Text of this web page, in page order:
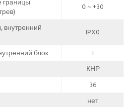
0 ~ +30
внутренний
IPX0
блок
I
КНР
36
нет